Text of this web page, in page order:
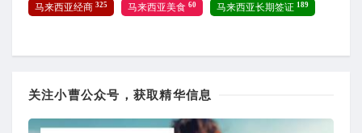
马来西亚经商 325 马来西亚美食 60 马来西亚长期签证 189
关注小曹公众号，获取精华信息